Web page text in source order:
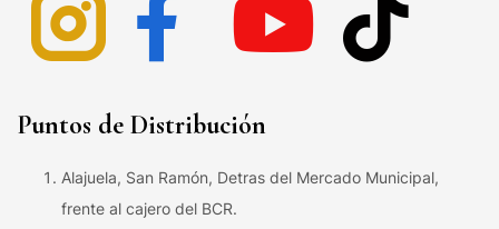
Puntos de Distribución
Alajuela, San Ramón, Detras del Mercado Municipal,
frente al cajero del BCR.